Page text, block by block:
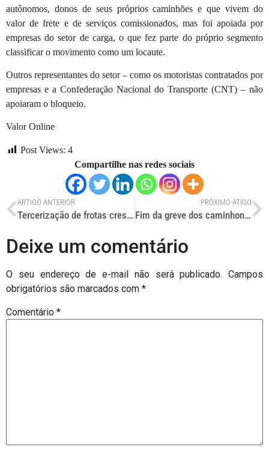
autônomos, donos de seus próprios caminhões e que vivem do
valor de frete e de serviços comissionados, mas foi apoiada por
empresas do setor de carga, o que fez parte do próprio segmento
classificar o movimento como um locaute.
Outros representantes do setor – como os motoristas contratados por
empresas e a Confederação Nacional do Transporte (CNT) – não
apoiaram o bloqueio.
Valor Online
Post Views: 4
Compartilhe nas redes sociais
ARTIGO ANTERIOR
Tercerização de frotas cresce em cenário de redução de custos
PRÓXIMO ATIGO
Fim da greve dos caminhoneiros normaliza abastecimento no Rio
Deixe um comentário
O seu endereço de e-mail não será publicado. Campos
obrigatórios são marcados com *
Comentário *